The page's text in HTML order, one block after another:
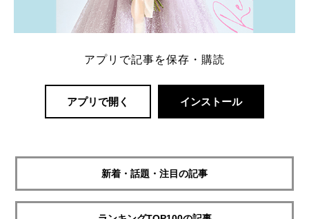
アプリで記事を保存・購読
アプリで開く インストール
新着・話題・注目の記事